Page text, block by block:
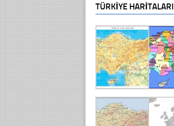
TÜRKIYE HARITALARI